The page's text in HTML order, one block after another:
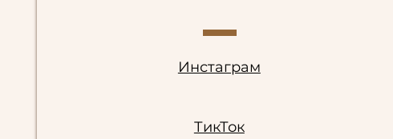
Инстаграм
ТикТок